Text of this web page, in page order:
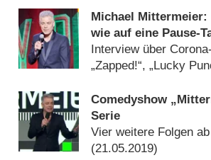
Michael
wie auf eine Pause-
Interview über
„Zapped!“, „Lucky
zum Humor (
Comedyshow
Serie
Vier weitere Folgen
(21.05.2019)